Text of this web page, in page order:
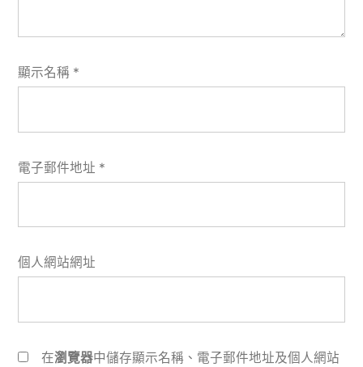
顯示名稱 *
電子郵件地址 *
個人網站網址
在瀏覽器中儲存顯示名稱、電子郵件地址及個人網站